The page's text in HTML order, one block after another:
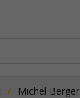
Michel Berger